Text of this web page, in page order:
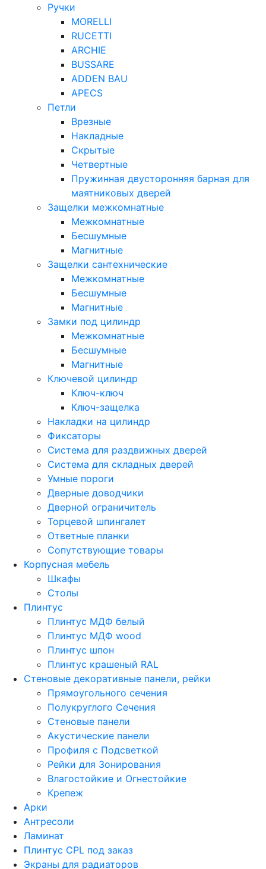
Ручки
MORELLI
RUCETTI
ARCHIE
BUSSARE
ADDEN BAU
APECS
Петли
Врезные
Накладные
Скрытые
Четвертные
Пружинная двусторонняя барная для
маятниковых дверей
Защелки межкомнатные
Межкомнатные
Бесшумные
Магнитные
Защелки сантехнические
Межкомнатные
Бесшумные
Магнитные
Замки под цилиндр
Межкомнатные
Бесшумные
Магнитные
Ключевой цилиндр
Ключ-ключ
Ключ-защелка
Накладки на цилиндр
Фиксаторы
Система для раздвижных дверей
Система для складных дверей
Умные пороги
Дверные доводчики
Дверной ограничитель
Торцевой шпингалет
Ответные планки
Сопутствующие товары
Корпусная мебель
Шкафы
Столы
Плинтус
Плинтус МДФ белый
Плинтус МДФ wood
Плинтус шпон
Плинтус крашеный RAL
Стеновые декоративные панели, рейки
Прямоугольного сечения
Полукруглого Сечения
Стеновые панели
Акустические панели
Профиля с Подсветкой
Рейки для Зонирования
Влагостойкие и Огнестойкие
Крепеж
Арки
Антресоли
Ламинат
Плинтус CPL под заказ
Экраны для радиаторов